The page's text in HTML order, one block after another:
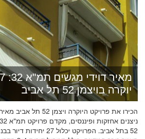
יוקרה בויצמן 52 תל אביב
הכירו את פרויקט היוקרה